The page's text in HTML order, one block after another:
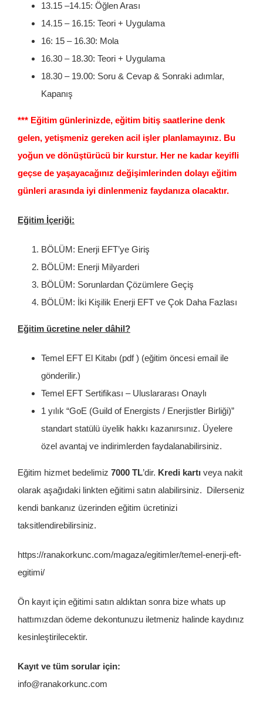
13.15 –14.15: Öğlen Arası
14.15 – 16.15: Teori + Uygulama
16: 15 – 16.30: Mola
16.30 – 18.30: Teori + Uygulama
18.30 – 19.00: Soru & Cevap & Sonraki adımlar,
Kapanış
*** Eğitim günlerinizde, eğitim bitiş saatlerine denk
gelen, yetişmeniz gereken acil işler planlamayınız. Bu
yoğun ve dönüştürücü bir kurstur. Her ne kadar keyifli
geçse de yaşayacağınız değişimlerinden dolayı eğitim
günleri arasında iyi dinlenmeniz faydanıza olacaktır.
Eğitim İçeriği:
BÖLÜM: Enerji EFT’ye Giriş
BÖLÜM: Enerji Milyarderi
BÖLÜM: Sorunlardan Çözümlere Geçiş
BÖLÜM: İki Kişilik Enerji EFT ve Çok Daha Fazlası
Eğitim ücretine neler dâhil?
Temel EFT El Kitabı (pdf ) (eğitim öncesi email ile
gönderilir.)
Temel EFT Sertifikası – Uluslararası Onaylı
1 yılık “GoE (Guild of Energists / Enerjistler Birliği)”
standart statülü üyelik hakkı kazanırsınız. Üyelere
özel avantaj ve indirimlerden faydalanabilirsiniz.
Eğitim hizmet bedelimiz 7000 TL’dir. Kredi kartıveya nakit
olarak aşağıdaki linkten eğitimi satın alabilirsiniz. Dilerseniz
kendi bankanız üzerinden eğitim ücretinizi
taksitlendirebilirsiniz.
https://ranakorkunc.com/magaza/egitimler/temel-enerji-eft-
egitimi/
Ön kayıt için eğitimi satın aldıktan sonra bize whats up
hattımızdan ödeme dekontunuzu iletmeniz halinde kaydınız
kesinleştirilecektir.
Kayıt ve tüm sorular için:
info@ranakorkunc.com